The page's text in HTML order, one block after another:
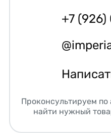
+7
Проконсультируем
найти нужный